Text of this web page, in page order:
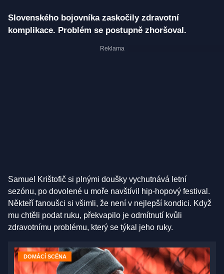
Slovenského bojovníka zaskočily zdravotní
komplikace. Problém se postupně zhoršoval.
Samuel Krištofič si plnými doušky vychutnává letní
sezónu, po dovolené u moře navštívil hip-hopový festival.
Někteří fanoušci si všimli, že není v nejlepší kondici. Když
mu chtěli podat ruku, překvapilo je odmítnutí kvůli
zdravotnímu problému, který se týkal jeho ruky.
DOMÁCÍ SCÉNA